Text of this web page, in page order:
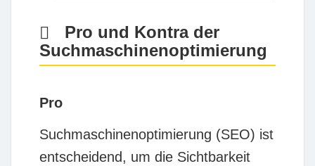
Pro und Kontra der
Suchmaschinenoptimierung
Pro
Suchmaschinenoptimierung (SEO) ist
entscheidend, um die Sichtbarkeit